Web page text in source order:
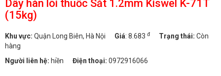
Dây hàn lõi thuốc Săt 1.2mm Kiswel K-71T
(15kg)
Khu vực: Quận Long Biên, Hà Nội Giá: 8.683 đ Trạng thái: Còn
hàng
Người liên hệ: hiền Điện thoại: 0972916066